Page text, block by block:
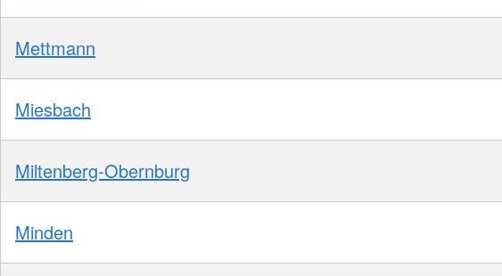
Mettmann
Miesbach
Miltenberg-Obernburg
Minden